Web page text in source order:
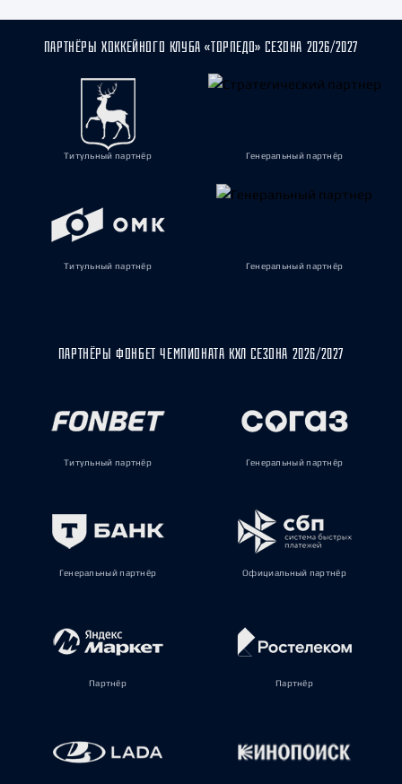
ПАРТНЁРЫ ХОККЕЙНОГО КЛУБА «ТОРПЕДО» СЕЗОНА 2026/2027
Титульный партнёр Генеральный партнёр
Титульный партнёр Генеральный партнёр
ПАРТНЁРЫ ФОНБЕТ ЧЕМПИОНАТА КХЛ СЕЗОНА 2026/2027
Титульный партнёр Генеральный партнёр
Генеральный партнёр Официальный партнёр
Партнёр Партнёр